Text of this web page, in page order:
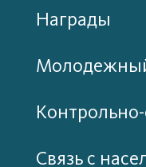
Награды
Связь с